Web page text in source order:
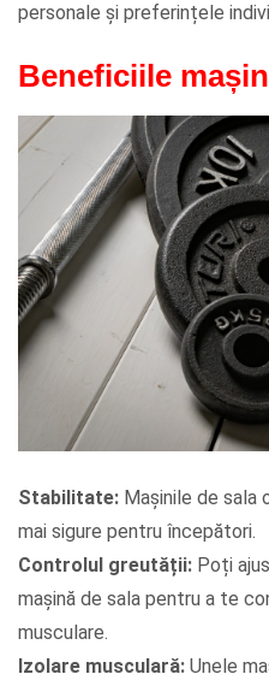
personale și preferințele
Beneficiile
Stabilitate: Mașinile de sala
mai sigure pentru începători.
Controlul greutății: Poți
mașină de sala pentru a te
musculare.
Izolare musculară: Unele